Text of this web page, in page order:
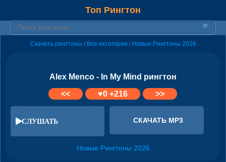
Топ Рингтон
Скачать рингтоны / Все категории / Новые Рингтоны 2026
Alex Menco - In My Mind рингтон
<<
♥0+216 >>
СЛУШАТЬ СКАЧАТЬ MP3
Новые Рингтоны 2026